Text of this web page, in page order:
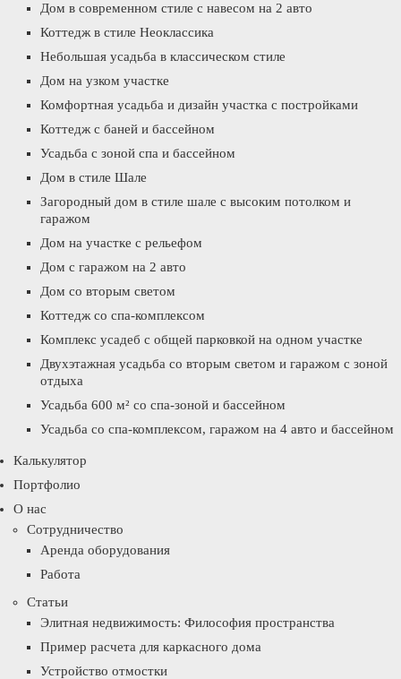
Дом в современном стиле с навесом на 2 авто
Коттедж в стиле Неоклассика
Небольшая усадьба в классическом стиле
Дом на узком участке
Комфортная усадьба и дизайн участка с постройками
Коттедж с баней и бассейном
Усадьба с зоной спа и бассейном
Дом в стиле Шале
Загородный дом в стиле шале с высоким потолком и
гаражом
Дом на участке с рельефом
Дом с гаражом на 2 авто
Дом со вторым светом
Коттедж со спа-комплексом
Комплекс усадеб с общей парковкой на одном участке
Двухэтажная усадьба со вторым светом и гаражом с зоной
отдыха
Усадьба 600 м² со спа-зоной и бассейном
Усадьба со спа-комплексом, гаражом на 4 авто и бассейном
Калькулятор
Портфолио
О нас
Сотрудничество
Аренда оборудования
Работа
Статьи
Элитная недвижимость: Философия пространства
Пример расчета для каркасного дома
Устройство отмостки